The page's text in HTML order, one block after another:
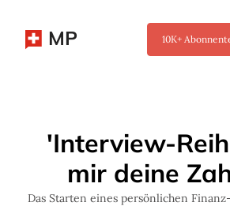
MP 10K+
'Interview-
mir deine
Das Starten eines persönlichen